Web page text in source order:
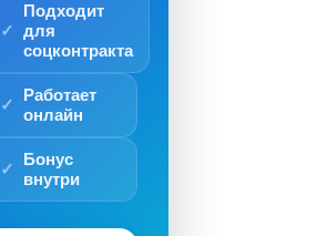
Подходит
для
соцконтракта
Работает
онлайн
Бонус
внутри